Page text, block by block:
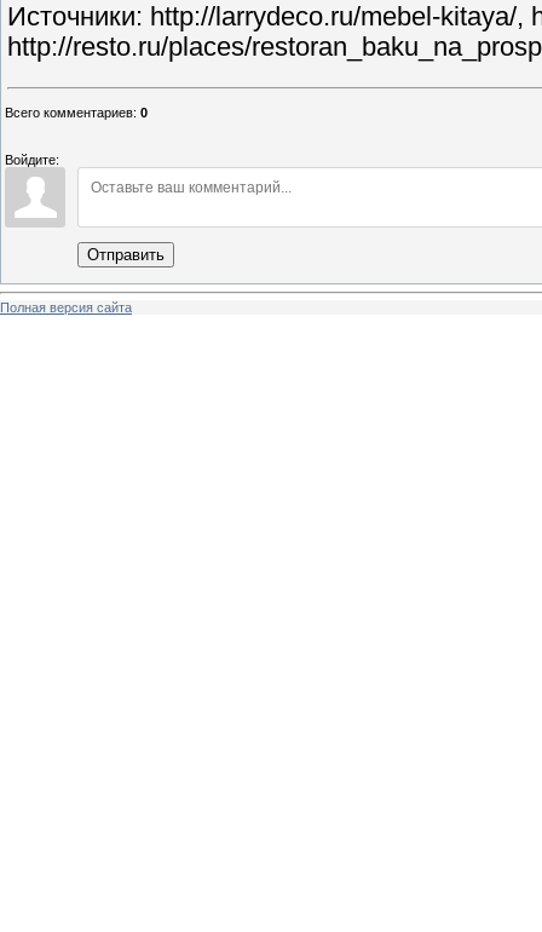
Источники: http://larrydeco.ru/mebel-kitaya/
http://resto.ru/places/
Всего комментариев: 0
Войдите:
Отправить
Полная версия сайта